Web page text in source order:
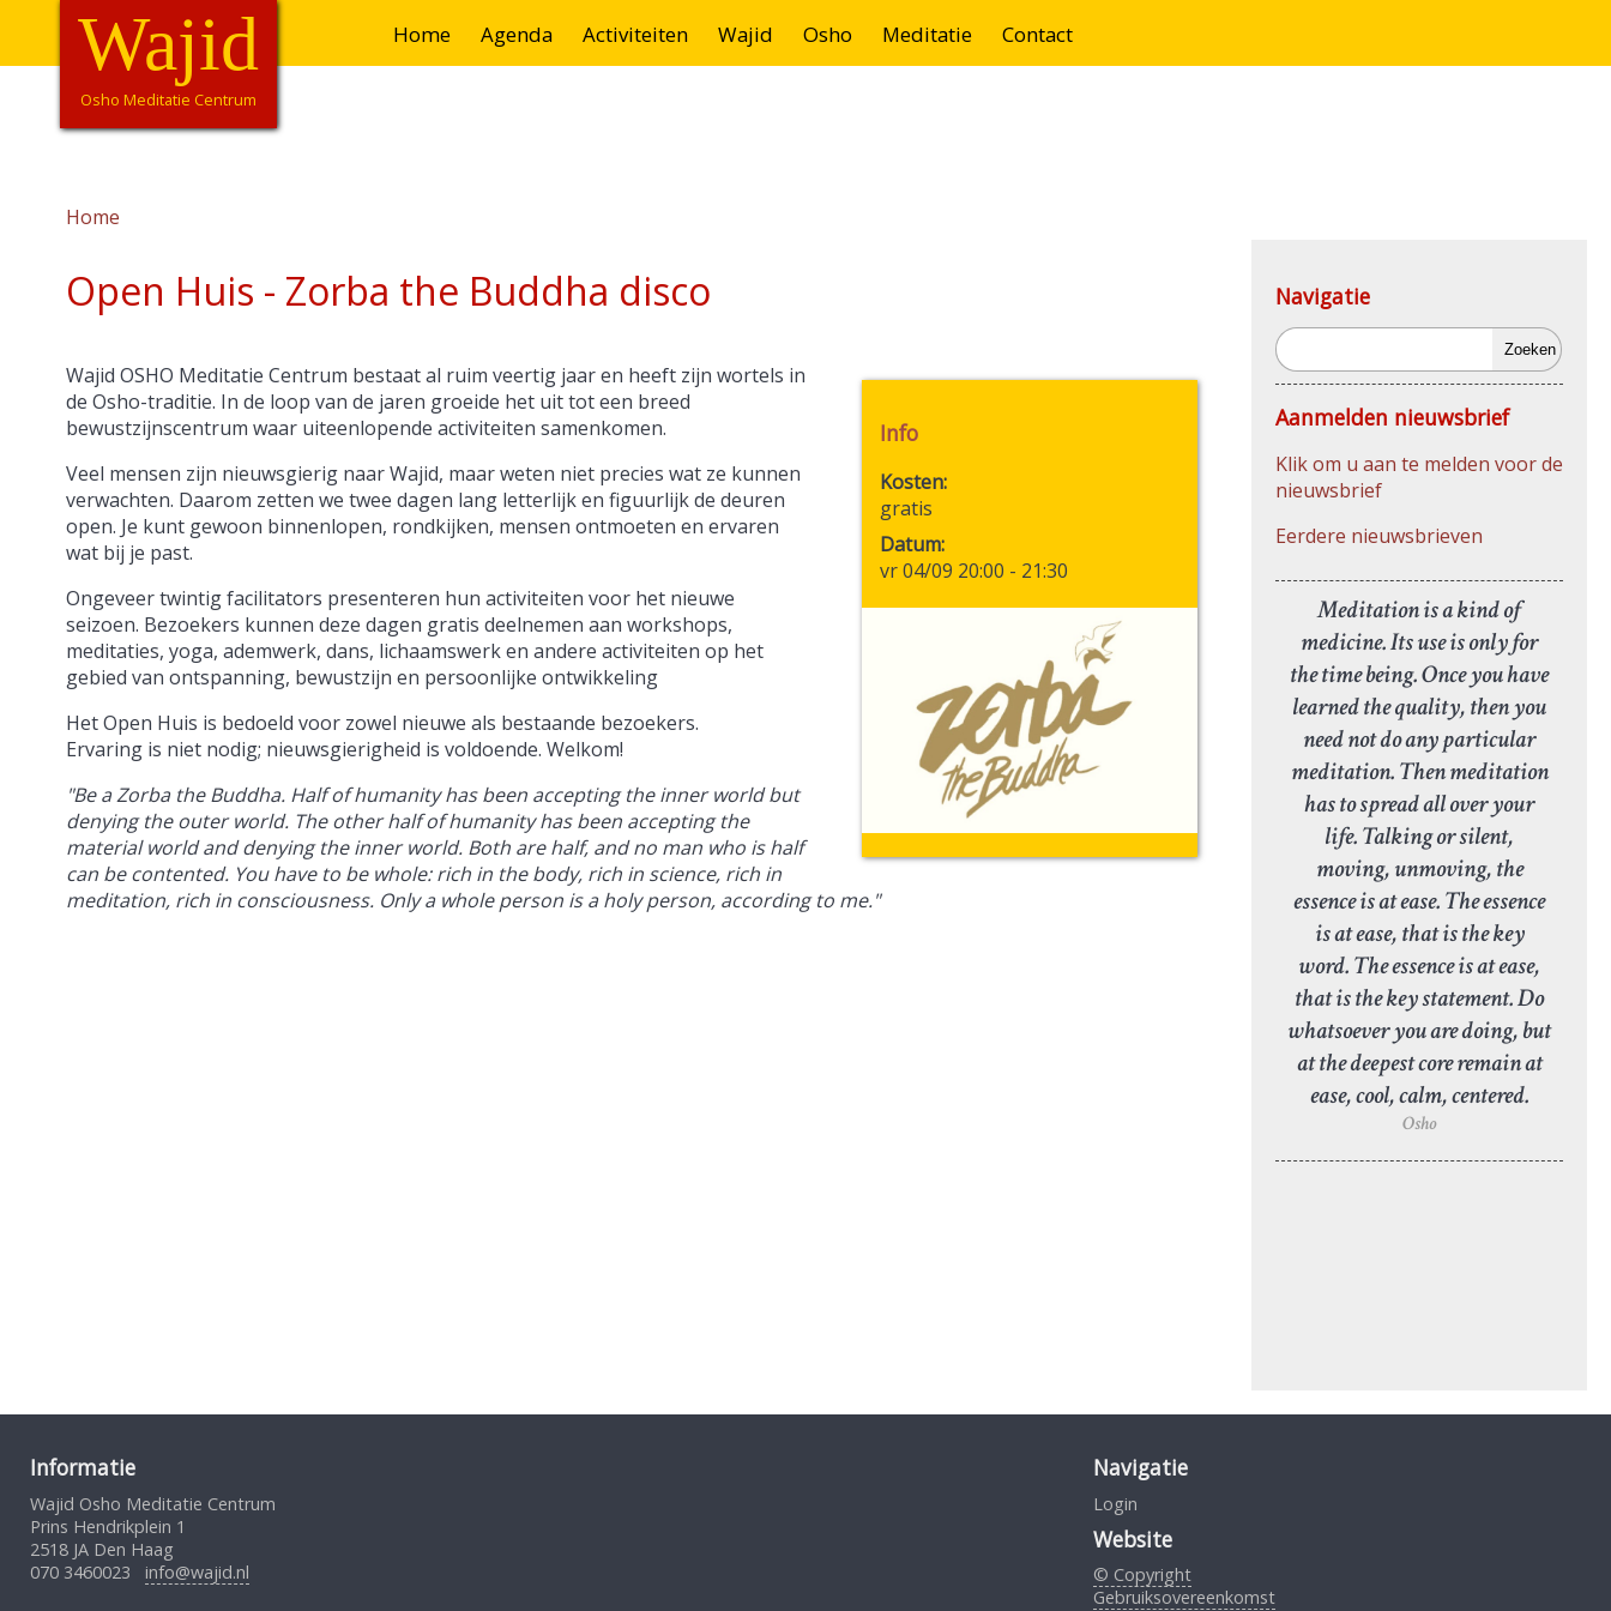
Overslaan
naar
Hoofdnavigatie
Home Agenda Activiteiten Wajid Osho Meditatie Contact
Wajid
Osho Meditatie Centrum
Home
Open Huis - Zorba the Buddha disco
Info
Kosten
gratis
Datum
vr 04/09 20:00 - 21:30
Wajid OSHO Meditatie Centrum bestaat al ruim veertig jaar en heeft zijn wortels in
de Osho-traditie. In de loop van de jaren groeide het uit tot een breed
bewustzijnscentrum waar uiteenlopende activiteiten samenkomen.
Veel mensen zijn nieuwsgierig naar Wajid, maar weten niet precies wat ze kunnen
verwachten. Daarom zetten we twee dagen lang letterlijk en figuurlijk de deuren
open. Je kunt gewoon binnenlopen, rondkijken, mensen ontmoeten en ervaren
wat bij je past.
Ongeveer twintig facilitators presenteren hun activiteiten voor het nieuwe
seizoen. Bezoekers kunnen deze dagen gratis deelnemen aan workshops,
meditaties, yoga, ademwerk, dans, lichaamswerk en andere activiteiten op het
gebied van ontspanning, bewustzijn en persoonlijke ontwikkeling
Het Open Huis is bedoeld voor zowel nieuwe als bestaande bezoekers.
Ervaring is niet nodig; nieuwsgierigheid is voldoende. Welkom!
"Be a Zorba the Buddha. Half of humanity has been accepting the inner world but
denying the outer world. The other half of humanity has been accepting the
material world and denying the inner world. Both are half, and no man who is half
can be contented. You have to be whole: rich in the body, rich in science, rich in
meditation, rich in consciousness. Only a whole person is a holy person, according to me."
Navigatie
Zoeken
Aanmelden nieuwsbrief
Klik om u aan te melden voor de
nieuwsbrief
Eerdere nieuwsbrieven
Meditation is a kind of
medicine. Its use is only for
the time being. Once you have
learned the quality, then you
need not do any particular
meditation. Then meditation
has to spread all over your
life. Talking or silent,
moving, unmoving, the
essence is at ease. The essence
is at ease, that is the key
word. The essence is at ease,
that is the key statement. Do
whatsoever you are doing, but
at the deepest core remain at
ease, cool, calm, centered.
Osho
Informatie
Wajid Osho Meditatie Centrum
Prins Hendrikplein 1
2518 JA Den Haag
070 3460023 info@wajid.nl
Navigatie
Login
Website
© Copyright
Gebruiksovereenkomst